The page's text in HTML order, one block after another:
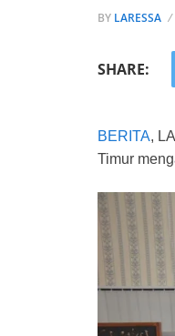
BY LARESSA
SHARE:
BERITA,
Timur